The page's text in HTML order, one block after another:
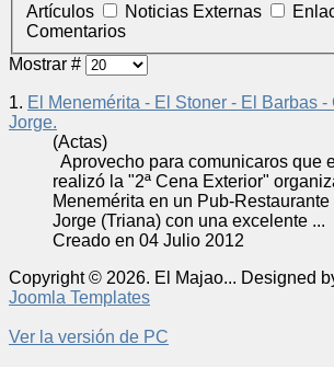
Artículos
Noticias Externas
Comentarios
Mostrar #
1. El Menemérita - El Stoner - El Barbas -
Jorge.
(Actas)
Aprovecho para comunicaros que
realizó la "2ª Cena Exterior"
Menemérita en un Pub-
Jorge (Triana) con una excelente ...
Creado en 04 Julio 2012
Copyright © 2026. El Majao... Designed
Joomla Templates
Ver la versión de PC